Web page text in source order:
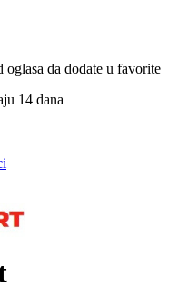
da dodate u favorite
14 dana